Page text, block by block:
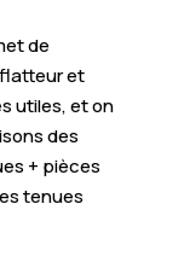
de
et
utiles, et on
des
+ pièces
tenues